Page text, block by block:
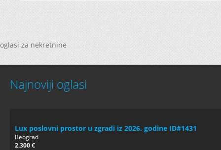
oglasi za nekretnine
Najnoviji oglasi
Lux poslovni prostor u zgradi iz 2026. godine ID#1431
Beograd
2.300 €